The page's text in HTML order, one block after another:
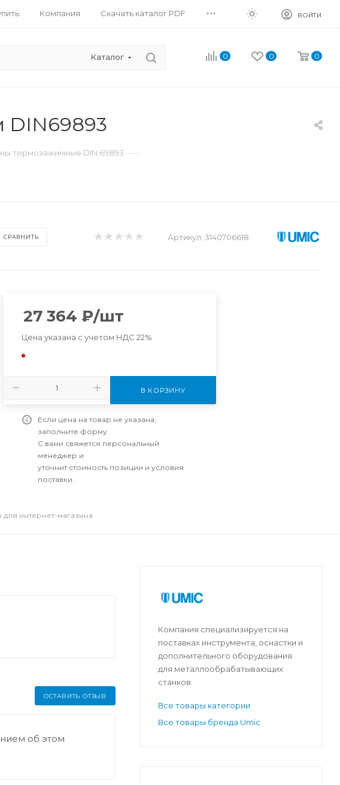
Компания Скачать каталог PDF ... ВОЙТИ
Каталог 0 0 0
DIN69893
термозажимные DIN 69893 —
СРАВНИТЬ Артикул: 3140706618
27 364 ₽/шт
Цена указана с учетом НДС 22%
В КОРЗИНУ
Если цена на товар не указана,
заполните форму
С вами свяжется персональный
менеджер и
уточнит стоимость позиции и условия
поставки.
для интернет-магазина
ОСТАВИТЬ ОТЗЫВ
об этом
Компания специализируется на
поставках инструмента, оснастки и
дополнительного оборудования
для металлообрабатывающих
станков.
Все товары категории
Все товары бренда Umic